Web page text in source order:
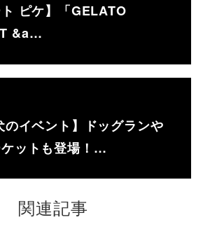
ト ピケ】「GELATO
&a…
のイベント】ドッグランや
ケットも登場！…
関連記事